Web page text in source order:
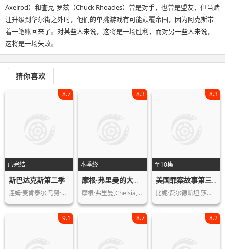
Axelrod）和查克-罗兹（Chuck Rhoades）曾是对手，也曾是盟友，但当赌
注升级到华尔街之外时，他们的单挑游戏有可能颠覆帝国，因为阿克斯带
着一笔账回来了。对某些人来说，这将是一场胜利，而对另一些人来说，
这将是一场失败。
猜你喜欢
已完结
8.7
斯巴达克斯第二季
连姆·麦肯泰尔,马努·贝内特,丹尼尔·…
本季终
8.3
摩根·弗里曼的大逃亡第一季
摩根·弗里曼,Chelsia,Rose,Marc…
至10集
8.3
美国罪案故事第三季
比妮·费尔德斯坦,莎拉·保罗森,克里夫…
9.1 8.7 8.2